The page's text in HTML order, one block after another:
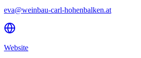
eva@weinbau-carl-hohenbalken.at
Website